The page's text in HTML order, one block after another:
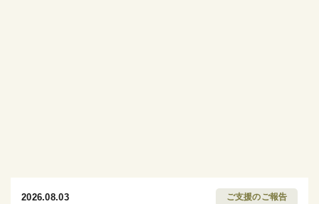
2026.08.03 ご支援のご報告